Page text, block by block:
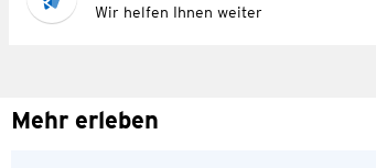
Wir helfen Ihnen weiter
Mehr erleben